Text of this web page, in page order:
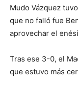
Mudo Vázquez
que no falló fue
aprovechar el
Tras ese 3-0, el
que estuvo más